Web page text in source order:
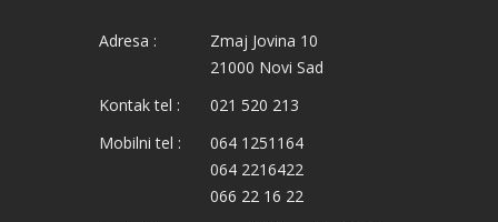
Adresa :
Zmaj Jovina 10
21000 Novi Sad
Kontak tel :
021 520 213
Mobilni tel :
064 1251164
064 2216422
066 22 16 22